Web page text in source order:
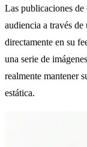
Las publicaciones
audiencia a través
directamente en su
una serie de
realmente mantener
estática.